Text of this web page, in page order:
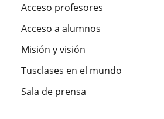
Acceso profesores
Acceso a alumnos
Misión y visión
Tusclases en el mundo
Sala de prensa